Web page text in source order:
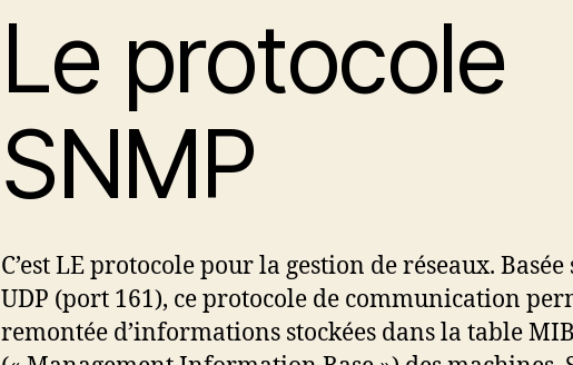
Le protocole
SNMP
C’est LE protocole pour la gestion de réseaux. Basée
UDP (port 161), ce protocole de communication
remontée d’informations stockées dans la table MIB